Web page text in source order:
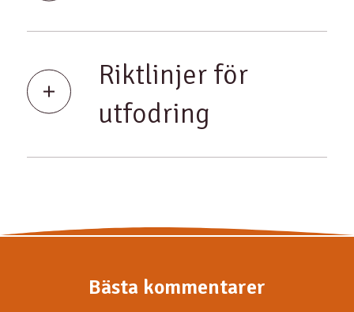
Riktlinjer för
utfodring
Bästa kommentarer